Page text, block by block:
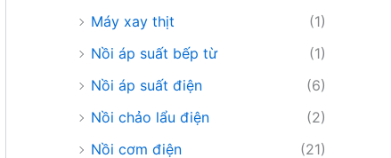
Máy xay thịt
(1)
Nồi áp suất bếp từ
(1)
Nồi áp suất điện
(6)
Nồi chảo lẩu điện
(2)
Nồi cơm điện
(21)